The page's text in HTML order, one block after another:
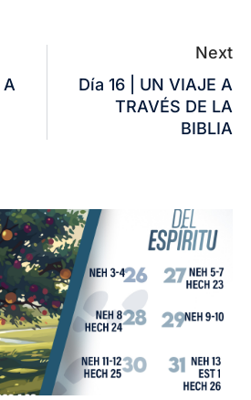
A
Next
Día 16 | UN VIAJE A
TRAVÉS DE LA
BIBLIA